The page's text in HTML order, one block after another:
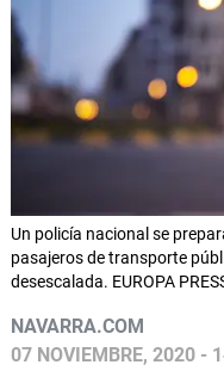
Un policía nacional se
pasajeros de transporte
desescalada. EUROPA
NAVARRA.COM
07 NOVIEMBRE, 2020 -